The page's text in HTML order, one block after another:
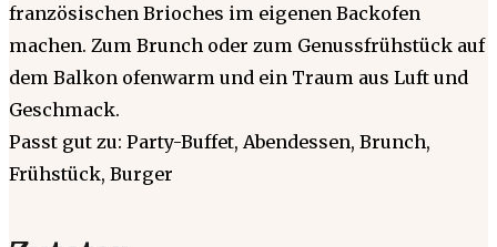
französischen Brioches im eigenen Backofen
machen. Zum Brunch oder zum Genussfrühstück auf
dem Balkon ofenwarm und ein Traum aus Luft und
Geschmack.
Passt gut zu: Party-Buffet, Abendessen, Brunch,
Frühstück, Burger